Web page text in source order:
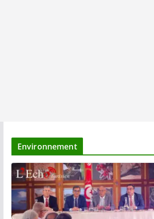
Environnement